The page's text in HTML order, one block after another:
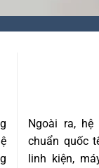
Ngoài ra,
chuẩn quốc
linh kiện,